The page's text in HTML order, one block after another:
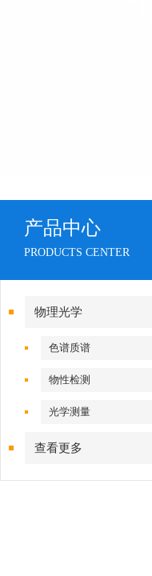
产品中心
PRODUCTS CENTER
物理光学
色谱质谱
物性检测
光学测量
查看更多